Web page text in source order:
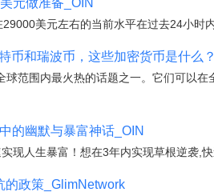
元做准备_OIN
美元左右的当前水平在过去24小时
币和瑞波币，这些加密货币是什么
范围内最火热的话题之一。它们可以
的幽默与暴富神话_OIN
现人生暴富！想在3年内实现草根逆袭,
的政策_GlimNetwork